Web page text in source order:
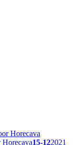
15-122021